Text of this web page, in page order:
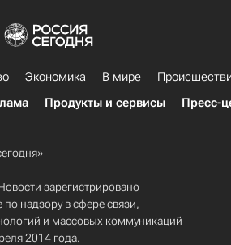
Экономика В мире
Продукты и сервисы Пресс-
зарегистрировано
надзору в сфере связи,
и массовых коммуникаций
2014 года.